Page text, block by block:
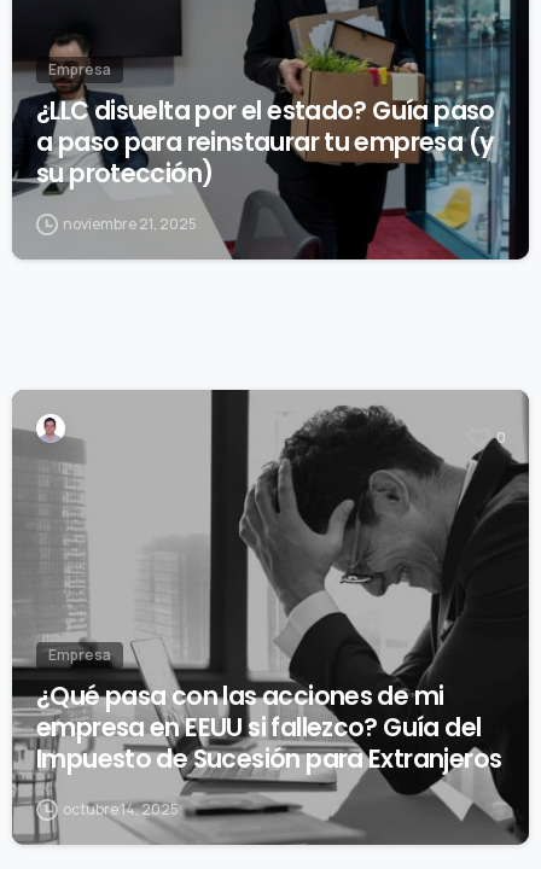
Empresa
¿LLC disuelta por el estado? Guía paso
a paso para reinstaurar tu empresa (y
su protección)
noviembre 21, 2025
0
Empresa
¿Qué pasa con las acciones de mi
empresa en EEUU si fallezco? Guía del
Impuesto de Sucesión para Extranjeros
octubre 14, 2025